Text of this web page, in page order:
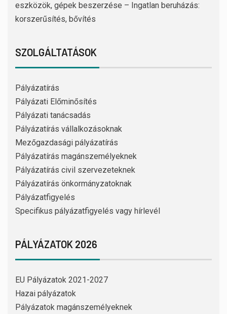
eszközök, gépek beszerzése – Ingatlan beruházás:
korszerűsítés, bővítés
SZOLGÁLTATÁSOK
Pályázatírás
Pályázati Előminősítés
Pályázati tanácsadás
Pályázatírás vállalkozásoknak
Mezőgazdasági pályázatírás
Pályázatírás magánszemélyeknek
Pályázatírás civil szervezeteknek
Pályázatírás önkormányzatoknak
Pályázatfigyelés
Specifikus pályázatfigyelés vagy hírlevél
PÁLYÁZATOK 2026
EU Pályázatok 2021-2027
Hazai pályázatok
Pályázatok magánszemélyeknek